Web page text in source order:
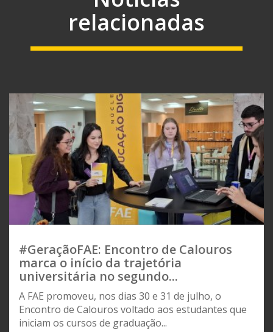
relacionadas
#GeraçãoFAE: Encontro de Calouros
marca o início da trajetória
universitária no segundo...
A FAE promoveu, nos dias 30 e 31 de julho, o
Encontro de Calouros voltado aos estudantes que
iniciam os cursos de graduação...